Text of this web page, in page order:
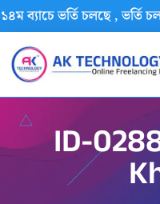
ব্যাচে ভর্তি চলছে ,
ID-